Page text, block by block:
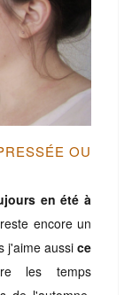
OU
en été à
encore un
j'aime aussi ce
les temps